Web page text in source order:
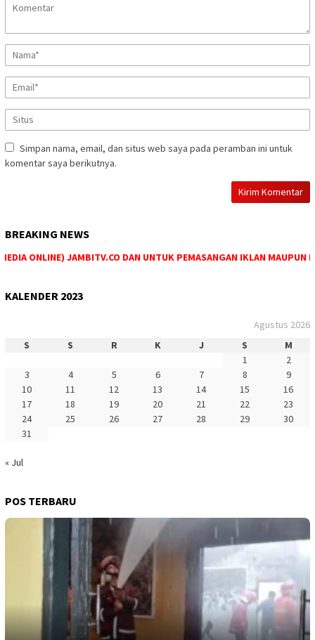
Simpan nama, email, dan situs web saya pada peramban ini untuk
komentar saya berikutnya.
BREAKING NEWS
ONLINE) JAMBITV.CO DAN UNTUK PEMASANGAN IKLAN MAUPUN
KALENDER 2023
Agustus 2026
S
S R K J S
M
1
2
3
4 5 6 7 8
9
10
11 12 13 14 15
16
17
18 19 20 21 22
23
24
25 26 27 28 29
30
31
« Jul
POS TERBARU